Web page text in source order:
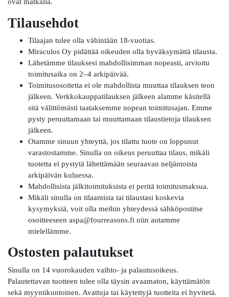
Tilausehdot
Tilaajan tulee olla vähintään 18-vuotias.
Miraculos Oy pidättää oikeuden olla hyväksymättä tilausta.
Lähetämme tilauksesi mahdollisimman nopeasti, arvioitu
toimitusaika on 2–4 arkipäivää.
Toimitusosoitetta ei ole mahdollista muuttaa tilauksen teon
jälkeen. Verkkokauppatilauksen jälkeen alamme käsitellä
sitä välittömästi taataksemme nopean toimitusajan. Emme
pysty peruuttamaan tai muuttamaan tilaustietoja tilauksen
jälkeen.
Otamme sinuun yhteyttä, jos tilattu tuote on loppunut
varastostamme. Sinulla on oikeus peruuttaa tilaus, mikäli
tuotetta ei pystytä lähettämään seuraavan neljäntoista
arkipäivän kuluessa.
Mahdollisista jälkitoimituksista ei peritä toimitusmaksua.
Mikäli sinulla on tilaamista tai tilaustasi koskevia
kysymyksiä, voit olla meihin yhteydessä sähköpostitse
osoitteeseen aspa@fourreasons.fi niin autamme
mielellämme.
Ostosten palautukset
Sinulla on 14 vuorokauden vaihto- ja palautusoikeus.
Palautettavan tuotteen tulee olla täysin avaamaton, käyttämätön
sekä myyntikuntoinen. Avattuja tai käytettyjä tuotteita ei hyvitetä.